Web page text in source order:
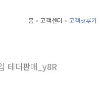
Main
홈 고객센터 고객맛후기
테더판매_y8R